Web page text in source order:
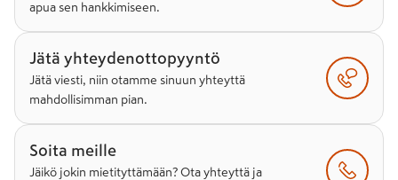
apua sen hankkimiseen.
Jätä yhteydenottopyyntö
Jätä viesti, niin otamme sinuun yhteyttä
mahdollisimman pian.
Soita meille
Jäikö jokin mietityttämään? Ota yhteyttä ja